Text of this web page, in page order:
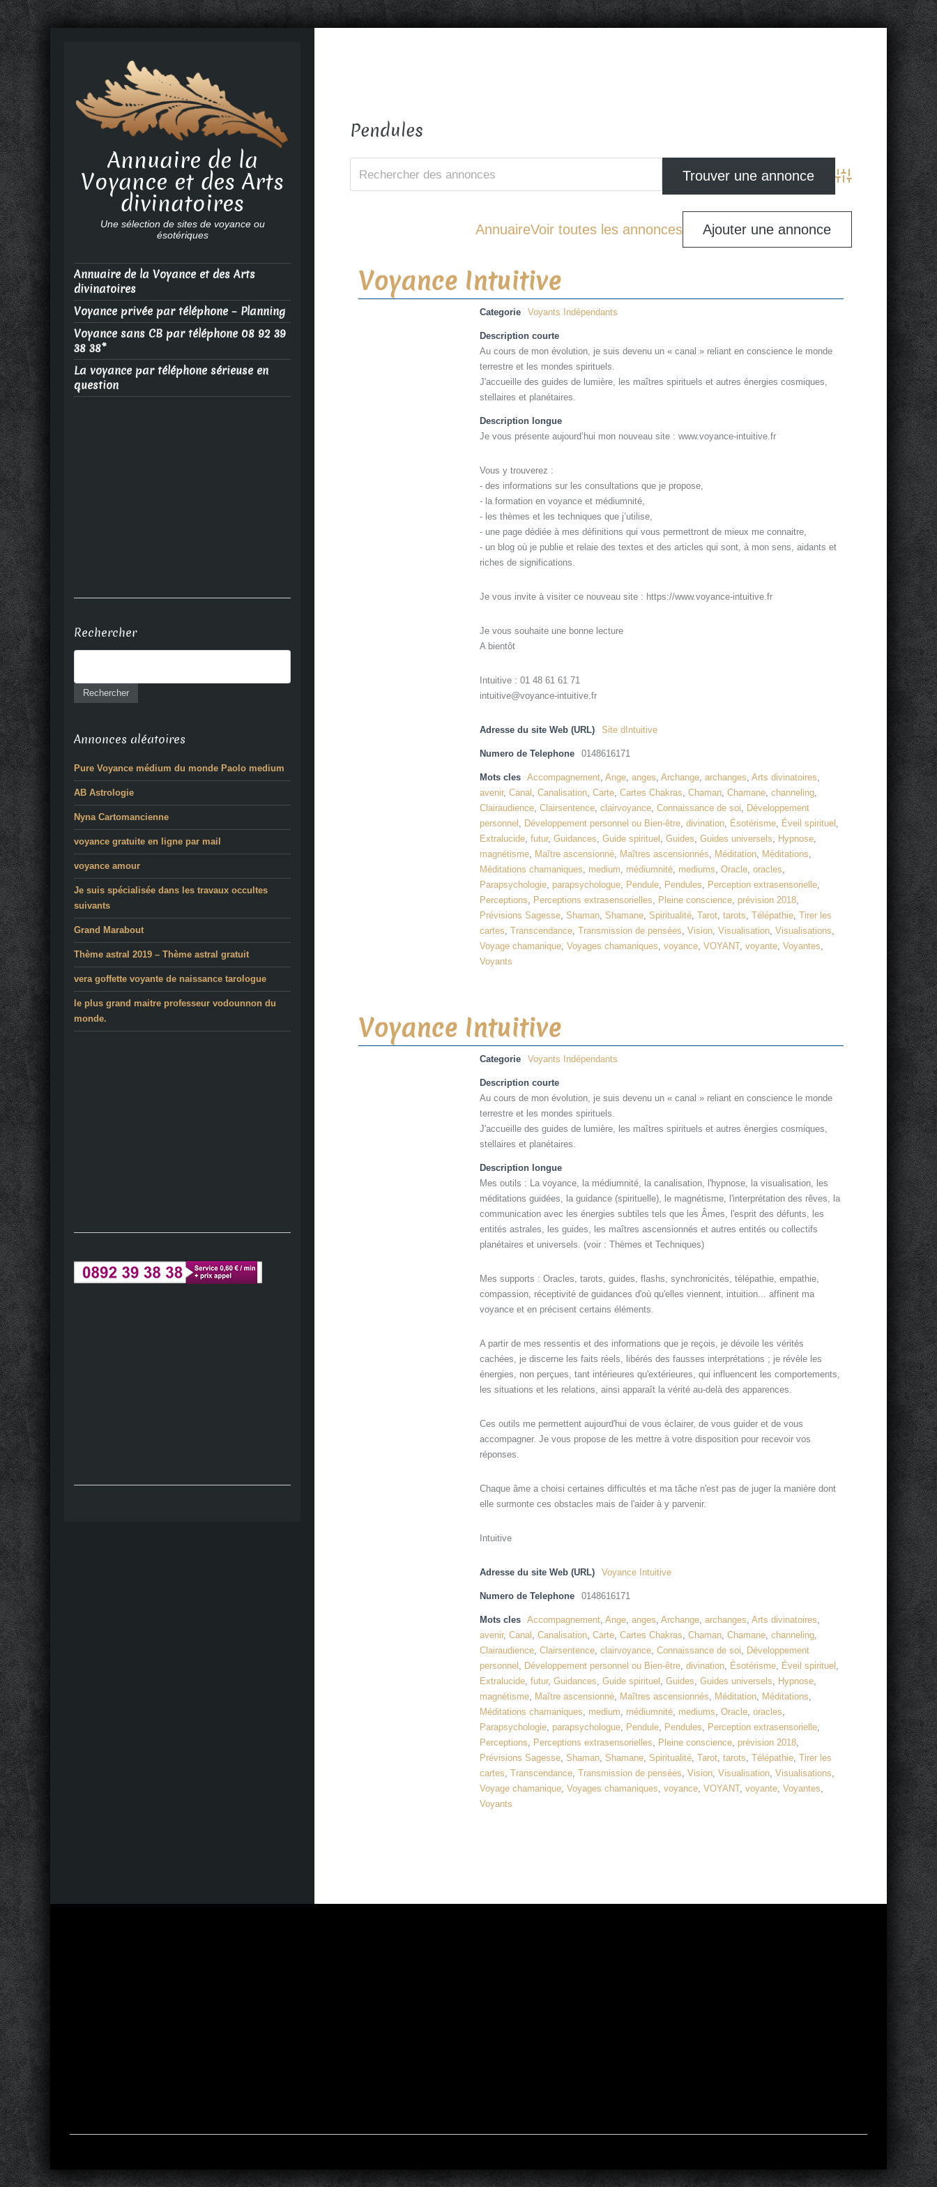
Pendules
Advanced Search
AnnuaireVoir toutes les annonces Ajouter une annonce
Voyance Intuitive
Categorie Voyants Indépendants
Description courte
Au cours de mon évolution, je suis devenu un « canal » reliant en conscience le monde
terrestre et les mondes spirituels.
J'accueille des guides de lumière, les maîtres spirituels et autres énergies cosmiques,
stellaires et planétaires.
Description longue
Je vous présente aujourd’hui mon nouveau site : www.voyance-intuitive.fr
Vous y trouverez :
- des informations sur les consultations que je propose,
- la formation en voyance et médiumnité,
- les thèmes et les techniques que j’utilise,
- une page dédiée à mes définitions qui vous permettront de mieux me connaitre,
- un blog où je publie et relaie des textes et des articles qui sont, à mon sens, aidants et
riches de significations.
Je vous invite à visiter ce nouveau site : https://www.voyance-intuitive.fr
Je vous souhaite une bonne lecture
A bientôt
Intuitive : 01 48 61 61 71
intuitive@voyance-intuitive.fr
Adresse du site Web (URL) Site dIntuitive
Numero de Telephone 0148616171
Mots cles Accompagnement,Ange,anges,Archange,archanges,Arts divinatoires,
avenir,Canal ,Canalisation,Carte,Cartes Chakras,Chaman,Chamane,channeling,
Clairaudience,Clairsentence,clairvoyance,Connaissance de soi, Développement
personnel , Développement personnel ou Bien-être,divination, Ésotérisme, Éveil spirituel ,
Extralucide,futur,Guidances,Guide spirituel ,Guides,Guides universels, Hypnose,
magnétisme, Maître ascensionné, Maîtres ascensionnés, Méditation, Méditations,
Méditations chamaniques, medium, médiumnité, mediums,Oracle,oracles,
Parapsychologie, parapsychologue, Pendule, Pendules, Perception extrasensorielle,
Perceptions, Perceptions extrasensorielles, Pleine conscience, prévision 2018,
Prévisions Sagesse,Shaman,Shamane,Spiritualité,Tarot,tarots,Télépathie,Tirer les
cartes,Transcendance,Transmission de pensées,Vision,Visualisation,Visualisations,
Voyage chamanique,Voyages chamaniques,voyance,VOYANT,voyante,Voyantes,
Voyants
Voyance Intuitive
Categorie Voyants Indépendants
Description courte
Au cours de mon évolution, je suis devenu un « canal » reliant en conscience le monde
terrestre et les mondes spirituels.
J'accueille des guides de lumière, les maîtres spirituels et autres énergies cosmiques,
stellaires et planétaires.
Description longue
Mes outils : La voyance, la médiumnité, la canalisation, l'hypnose, la visualisation, les
méditations guidées, la guidance (spirituelle), le magnétisme, l'interprétation des rêves, la
communication avec les énergies subtiles tels que les Âmes, l'esprit des défunts, les
entités astrales, les guides, les maîtres ascensionnés et autres entités ou collectifs
planétaires et universels. (voir : Thèmes et Techniques)
Mes supports : Oracles, tarots, guides, flashs, synchronicités, télépathie, empathie,
compassion, réceptivité de guidances d'où qu'elles viennent, intuition... affinent ma
voyance et en précisent certains éléments.
A partir de mes ressentis et des informations que je reçois, je dévoile les vérités
cachées, je discerne les faits réels, libérés des fausses interprétations ; je révèle les
énergies, non perçues, tant intérieures qu'extérieures, qui influencent les comportements,
les situations et les relations, ainsi apparaît la vérité au-delà des apparences.
Ces outils me permettent aujourd'hui de vous éclairer, de vous guider et de vous
accompagner. Je vous propose de les mettre à votre disposition pour recevoir vos
réponses.
Chaque âme a choisi certaines difficultés et ma tâche n'est pas de juger la manière dont
elle surmonte ces obstacles mais de l'aider à y parvenir.
Intuitive
Adresse du site Web (URL) Voyance Intuitive
Numero de Telephone 0148616171
Mots cles Accompagnement,Ange,anges,Archange,archanges,Arts divinatoires,
avenir,Canal ,Canalisation,Carte,Cartes Chakras,Chaman,Chamane,channeling,
Clairaudience,Clairsentence,clairvoyance,Connaissance de soi, Développement
personnel , Développement personnel ou Bien-être,divination, Ésotérisme, Éveil spirituel ,
Extralucide,futur,Guidances,Guide spirituel ,Guides,Guides universels, Hypnose,
magnétisme, Maître ascensionné, Maîtres ascensionnés, Méditation, Méditations,
Méditations chamaniques, medium, médiumnité, mediums,Oracle,oracles,
Parapsychologie, parapsychologue, Pendule, Pendules, Perception extrasensorielle,
Perceptions, Perceptions extrasensorielles, Pleine conscience, prévision 2018,
Prévisions Sagesse,Shaman,Shamane,Spiritualité,Tarot,tarots,Télépathie,Tirer les
cartes,Transcendance,Transmission de pensées,Vision,Visualisation,Visualisations,
Voyage chamanique,Voyages chamaniques,voyance,VOYANT,voyante,Voyantes,
Voyants
Annuaire de la
Voyance et des Arts
divinatoires
Une sélection de sites de voyance ou
ésotériques
Annuaire de la Voyance et des Arts
divinatoires
Voyance privée par téléphone – Planning
Voyance sans CB par téléphone 08 92 39
38 38*
La voyance par téléphone sérieuse en
question
Rechercher
Annonces aléatoires
Pure Voyance médium du monde Paolo medium
AB Astrologie
Nyna Cartomancienne
voyance gratuite en ligne par mail
voyance amour
Je suis spécialisée dans les travaux occultes
suivants
Grand Marabout
Thème astral 2019 – Thème astral gratuit
vera goffette voyante de naissance tarologue
le plus grand maitre professeur vodounnon du
monde.